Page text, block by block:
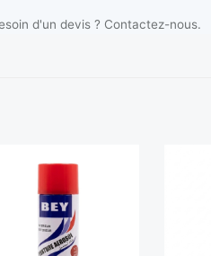
d'un devis ? Contactez-nous.